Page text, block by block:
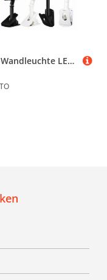
PRIISF Außen-Wandleuchte LED Solarlampen Bewegungsmelder Clip On Garten Zaunleuchten Wandlampen, IP65 Wasserdicht, Solarleuchten für Außen Solarleuchten Klemmlampe LED Solar Strahler, Aussenleuchte LED Solarlicht Sicherheitswandleuchte, Wandleuchten für Garage Garten Hof, Stufen Haustüren Rasen Terrasse